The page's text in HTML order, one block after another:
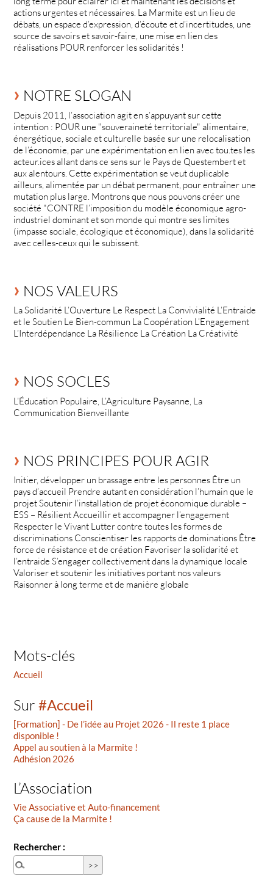
actions urgentes et nécessaires. La Marmite est un lieu de
débats, un espace d’expression, d’écoute et d’incertitudes, une
source de savoirs et savoir-faire, une mise en lien des
réalisations POUR renforcer les solidarités !
NOTRE SLOGAN
Depuis 2011, l’association agit en s’appuyant sur cette
intention : POUR une "souveraineté territoriale" alimentaire,
énergétique, sociale et culturelle basée sur une relocalisation
de l’économie, par une expérimentation en lien avec tou.tes les
acteur.ices allant dans ce sens sur le Pays de Questembert et
aux alentours. Cette expérimentation se veut duplicable
ailleurs, alimentée par un débat permanent, pour entraîner une
mutation plus large. Montrons que nous pouvons créer une
société "CONTRE l’imposition du modèle économique agro-
industriel dominant et son monde qui montre ses limites
(impasse sociale, écologique et économique), dans la solidarité
avec celles-ceux qui le subissent.
NOS VALEURS
La Solidarité L’Ouverture Le Respect La Convivialité L’Entraide
et le Soutien Le Bien-commun La Coopération L’Engagement
L’Interdépendance La Résilience La Création La Créativité
NOS SOCLES
L’Éducation Populaire, L’Agriculture Paysanne, La
Communication Bienveillante
NOS PRINCIPES POUR AGIR
Initier, développer un brassage entre les personnes Être un
pays d’accueil Prendre autant en considération l’humain que le
projet Soutenir l’installation de projet économique durable –
ESS – Résilient Accueillir et accompagner l’engagement
Respecter le Vivant Lutter contre toutes les formes de
discriminations Conscientiser les rapports de dominations Être
force de résistance et de création Favoriser la solidarité et
l’entraide S’engager collectivement dans la dynamique locale
Valoriser et soutenir les initiatives portant nos valeurs
Raisonner à long terme et de manière globale
Mots-clés
Accueil
Sur#Accueil
[Formation] - De l’idée au Projet 2026 - Il reste 1 place
disponible !
Appel au soutien à la Marmite !
Adhésion 2026
L’Association
Vie Associative et Auto-financement
Ça cause de la Marmite !
Rechercher :